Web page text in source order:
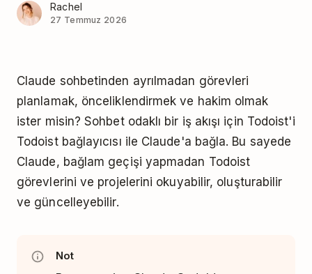
Rachel
27 Temmuz 2026
Claude sohbetinden ayrılmadan görevleri
planlamak, önceliklendirmek ve hakim olmak
ister misin? Sohbet odaklı bir iş akışı için Todoist'i
Todoist bağlayıcısı ile Claude'a bağla. Bu sayede
Claude, bağlam geçişi yapmadan Todoist
görevlerini ve projelerini okuyabilir, oluşturabilir
ve güncelleyebilir.
Not